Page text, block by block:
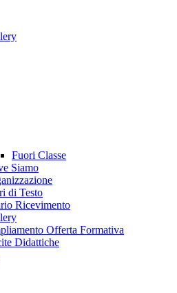
Fuori Classe
Siamo
di Testo
Ricevimento
Offerta Formativa
Didattiche